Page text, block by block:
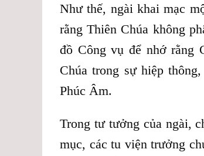
Như thế, ngài khai mạc
rằng Thiên Chúa không
đồ Công vụ để nhớ rằng
Chúa trong sự hiệp
Phúc Âm.
Trong tư tưởng của ngài,
mục, các tu viện trưởng